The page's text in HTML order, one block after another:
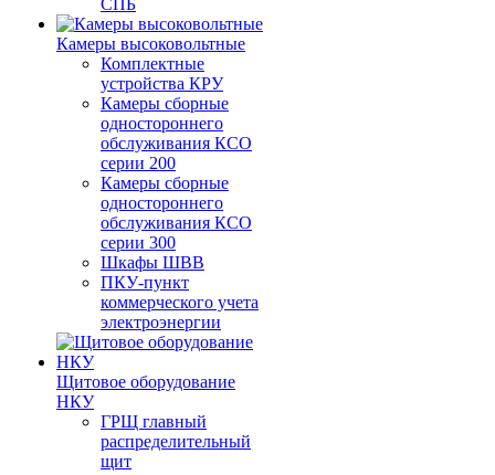
СПБ
Камеры высоковольтные
Комплектные
устройства КРУ
Камеры сборные
одностороннего
обслуживания КСО
серии 200
Камеры сборные
одностороннего
обслуживания КСО
серии 300
Шкафы ШВВ
ПКУ-пункт
коммерческого учета
электроэнергии
Щитовое оборудование
НКУ
ГРЩ главный
распределительный
щит